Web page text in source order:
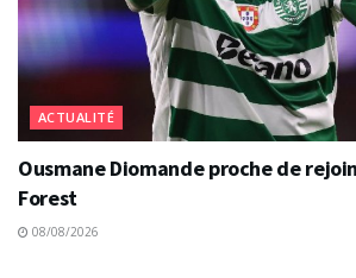
ACTUALITÉ
Ousmane Diomande proche de
Forest
08/08/2026